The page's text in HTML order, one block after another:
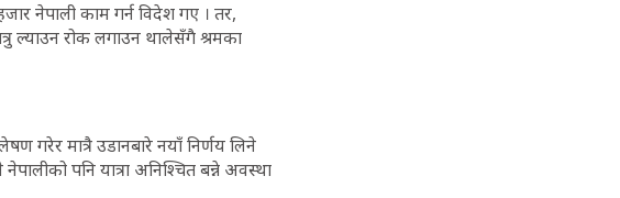
नेपाली काम गर्न विदेश गए । तर,
ल्याउन रोक लगाउन थालेसँगै श्रमका
गरेर मात्रै उडानबारे नयाँ निर्णय लिने
पनि यात्रा अनिश्चित बन्ने अवस्था